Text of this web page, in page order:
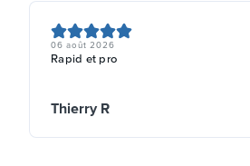
06 août 2026
Rapid et pro
Thierry R